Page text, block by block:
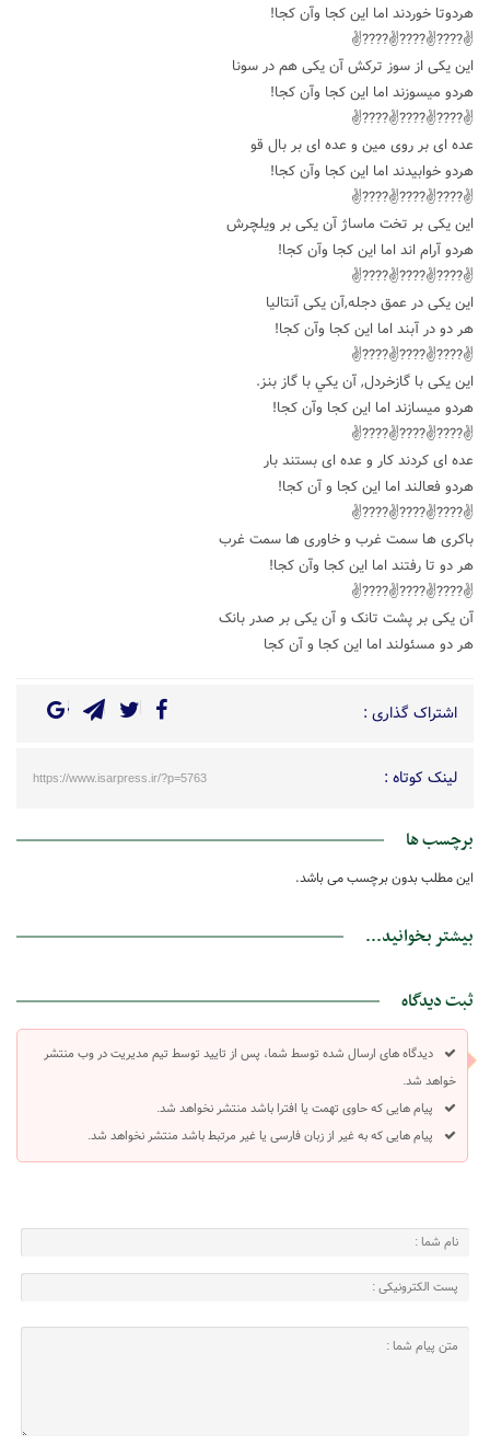
هردوتا خوردند اما این کجا وآن کجا!
✌????✌????✌????✌
این یکی از سوز ترکش آن یکی هم در سونا
هردو میسوزند اما این کجا وآن کجا!
✌????✌????✌????✌
عده ای بر روی مین و عده ای بر بال قو
هردو خوابیدند اما این کجا وآن کجا!
✌????✌????✌????✌
این یکی بر تخت ماساژ آن یکی بر ویلچرش
هردو آرام اند اما این کجا وآن کجا!
✌????✌????✌????✌
این یکی در عمق دجله,آن يکی آنتاليا
هر دو در آبند اما این کجا وآن کجا!
✌????✌????✌????✌
این یکی با گازخردل, آن يكي با گاز بنز.
هردو میسازند اما این کجا وآن کجا!
✌????✌????✌????✌
عده ای کردند کار و عده ای بستند بار
هردو فعالند اما این کجا و آن کجا!
✌????✌????✌????✌
باکری ها سمت غرب و خاوری ها سمت غرب
هر دو تا رفتند اما این کجا وآن کجا!
✌????✌????✌????✌
آن یکی بر پشت تانک و آن یکی بر صدر بانک
هر دو مسئولند اما این کجا و آن کجا
اشتراک گذاری :
لینک کوتاه : https://www.isarpress.ir/?p=5763
برچسب ها
این مطلب بدون برچسب می باشد.
بیشتر بخوانید...
ثبت دیدگاه
دیدگاه های ارسال شده توسط شما، پس از تایید توسط تیم مدیریت در وب منتشر
خواهد شد.
پیام هایی که حاوی تهمت یا افترا باشد منتشر نخواهد شد.
پیام هایی که به غیر از زبان فارسی یا غیر مرتبط باشد منتشر نخواهد شد.